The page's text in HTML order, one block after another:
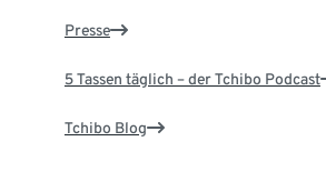
Presse
5 Tassen täglich – der Tchibo Podcast
Tchibo Blog